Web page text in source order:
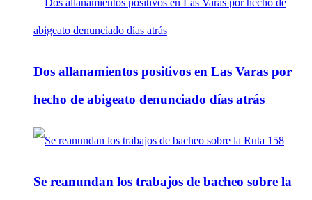
Dos allanamientos positivos en Las Varas por
hecho de abigeato denunciado días atrás
Se reanundan los trabajos de bacheo sobre la